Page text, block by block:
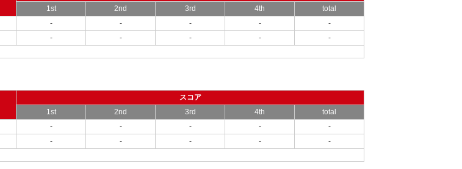
1st
2nd 3rd 4th total
- - - -
-
- - - - -
スコア
1st
2nd 3rd 4th total
- - - -
-
- - - - -